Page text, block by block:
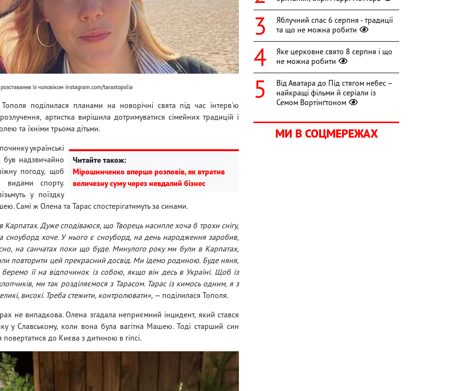
із чоловіком instagram.com/tarastopolia
поділилася планами на новорічні свята під час інтерв'ю
артистка вирішила дотримуватися сімейних традицій і
та їхніми трьома дітьми.
Читайте також:
Мірошниченко вперше розповів, як втратив
величезну суму через невдалий бізнес
українські
був надзвичайно
погоду, щоб
видами спорту.
у поїздку
Самі ж Олена та Тарас спостерігатимуть за синами.
Карпатах. Дуже сподіваюся, що Творець насипле хоча б трохи снігу,
сноуборд хоче. У нього є сноуборд, на день народження заробив,
на санчатах поки що буде. Минулого року ми були в Карпатах,
повторити цей прекрасний досвід. Ми їдемо родиною. Буде няня,
її на відпочинок із собою, якщо він десь в Україні. Щоб із
ми так розділяємося з Тарасом. Тарас із кимось одним, я з
високі. Треба стежити, контролювати», — поділилася Тополя.
не випадкова. Олена згадала неприємний інцидент, який стався
у Славському, коли вона була вагітна Машею. Тоді старший син
до Києва з дитиною в гіпсі.
Яблучний спас 6 серпня - традиції
та що не можна робити
Яке церковне свято 8 серпня і що
не можна робити
Від Аватара до Під стягом небес –
найкращі фільми й серіали із
Семом Вортінґтоном
МИ В СОЦМЕРЕЖАХ